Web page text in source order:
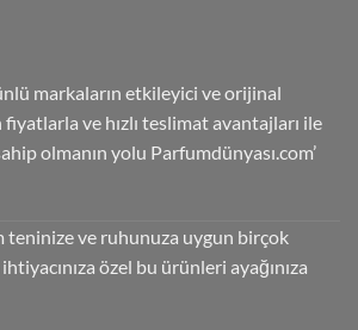
markaların etkileyici ve orijinal
ve hızlı teslimat avantajları ile
olmanın yolu Parfumdünyası.com’
teninize ve ruhunuza uygun birçok
özel bu ürünleri ayağınıza